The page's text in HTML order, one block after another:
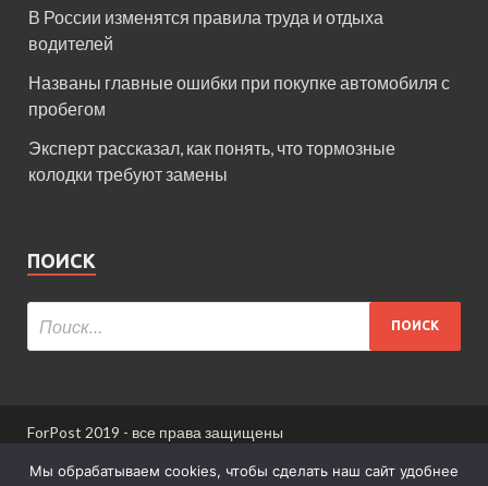
В России изменятся правила труда и отдыха
водителей
Названы главные ошибки при покупке автомобиля с
пробегом
Эксперт рассказал, как понять, что тормозные
колодки требуют замены
ПОИСК
ForPost 2019 - все права защищены
При использовании материалов сайта ссылка
Мы обрабатываем cookies, чтобы сделать наш сайт удобнее